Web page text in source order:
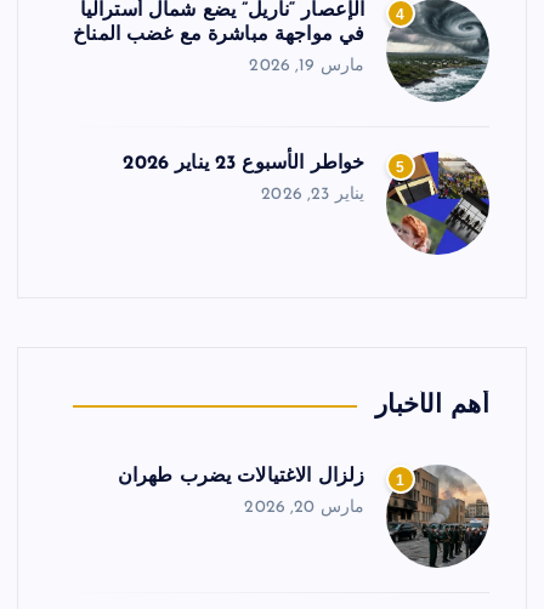
4
الإعصار “ناريل” يضع شمال أستراليا
في مواجهة مباشرة مع غضب المناخ
مارس 19, 2026
5 خواطر الأسبوع 23 يناير 2026
يناير 23, 2026
أهم الأخبار
1 زلزال الاغتيالات يضرب طهران
مارس 20, 2026